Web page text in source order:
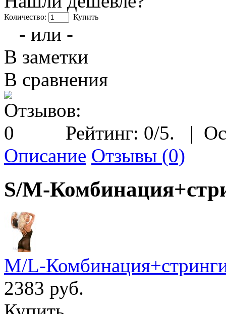
Количество: Купить
- или -
В заметки
В сравнения
Рейтинг: 0/5. |
Описание Отзывы (0)
S/M-
M/L-
2383 руб.